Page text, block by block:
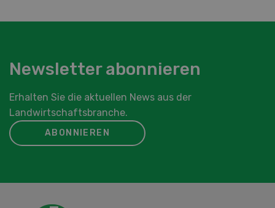
Newsletter abonnieren
Erhalten Sie die aktuellen News aus der
Landwirtschaftsbranche.
ABONNIEREN